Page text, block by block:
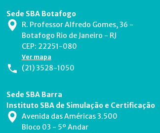
Sede SBA Botafogo
R. Professor Alfredo Gomes, 36 -
Botafogo Rio de Janeiro - RJ
CEP: 22251-080
Ver mapa
(21) 3528-1050
Sede SBA Barra
Instituto SBA de Simulação e Certificação
Avenida das Américas 3.500
Bloco 03 - 5º Andar